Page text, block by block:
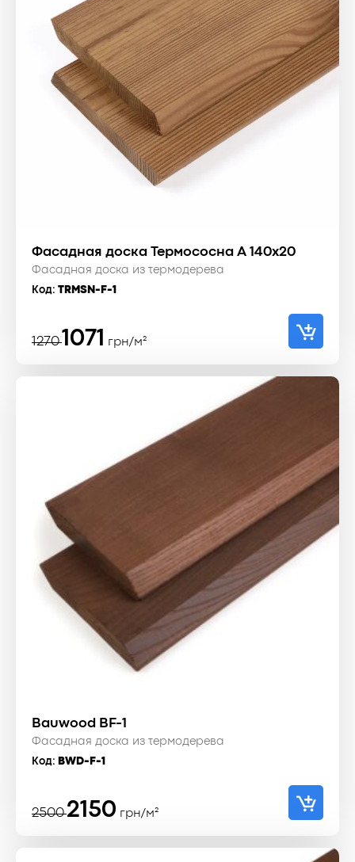
Фасадная доска Термососна A 140x20
Фасадная доска из термодерева
Код: TRMSN-F-1
1270
Первоначальная
составляла
1071
Текущая
1071 ₴.
грн/м²
Bauwood BF-1
Фасадная доска из термодерева
Код: BWD-F-1
2500
Первоначальная
составляла
2150
Текущая
2150 ₴.
грн/м²